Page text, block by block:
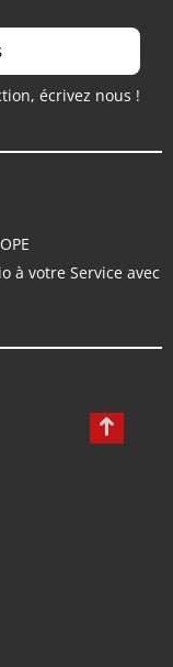
écrivez nous !
à votre Service avec